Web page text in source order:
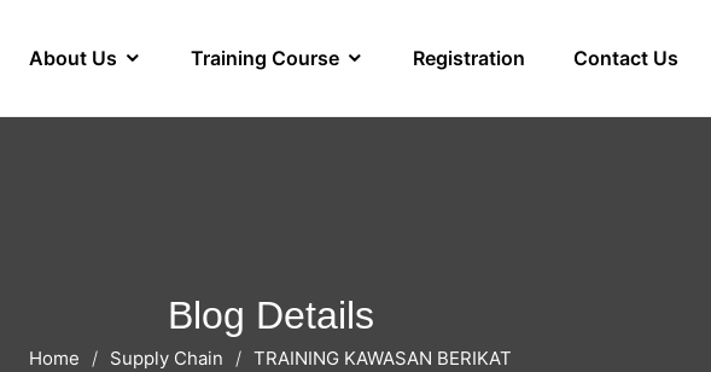
About Us Training Course Registration Contact Us
Blog Details
Home Supply Chain TRAINING KAWASAN BERIKAT